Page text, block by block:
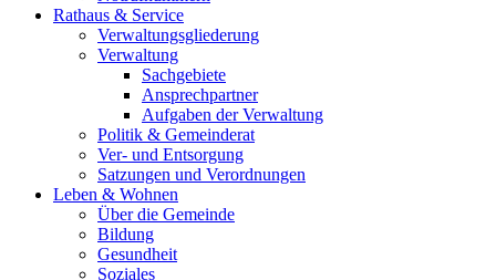
Rathaus & Service
Verwaltungsgliederung
Verwaltung
Sachgebiete
Ansprechpartner
Aufgaben der Verwaltung
Politik & Gemeinderat
Ver- und Entsorgung
Satzungen und Verordnungen
Leben & Wohnen
Über die Gemeinde
Bildung
Gesundheit
Soziales